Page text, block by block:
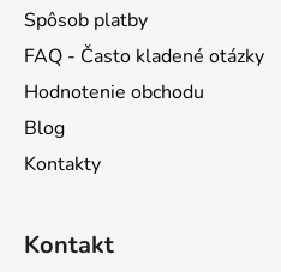
Spôsob platby
FAQ - Často kladené otázky
Hodnotenie obchodu
Blog
Kontakty
Kontakt